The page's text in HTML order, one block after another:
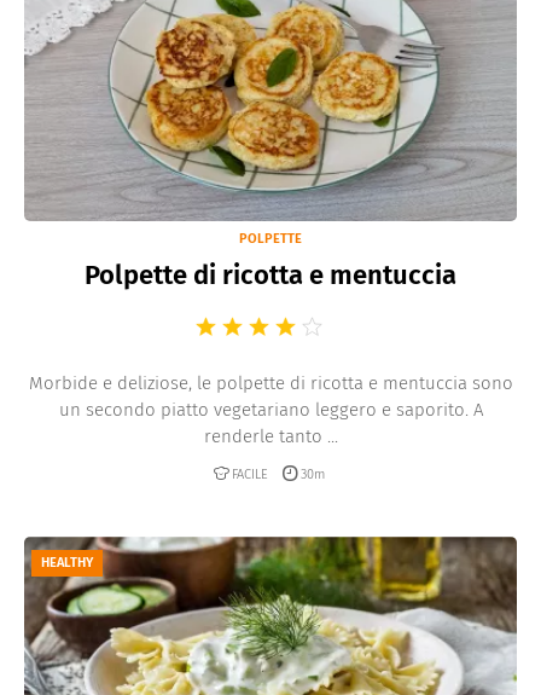
POLPETTE
Polpette di ricotta e mentuccia
Morbide e deliziose, le polpette di ricotta e mentuccia sono
un secondo piatto vegetariano leggero e saporito. A
renderle tanto ...
FACILE 30m
HEALTHY